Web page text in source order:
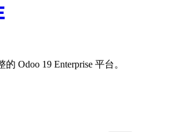
Odoo 19 Enterprise 平台。